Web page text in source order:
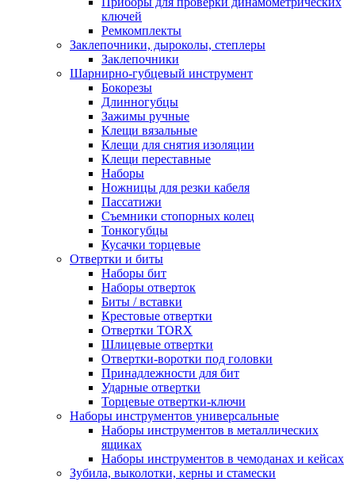
ключей
Ремкомплекты
Заклепочники, дыроколы, степлеры
Заклепочники
Шарнирно-губцевый инструмент
Бокорезы
Длинногубцы
Зажимы ручные
Клещи вязальные
Клещи для снятия изоляции
Клещи переставные
Наборы
Ножницы для резки кабеля
Пассатижи
Съемники стопорных колец
Тонкогубцы
Кусачки торцевые
Отвертки и биты
Наборы бит
Наборы отверток
Биты / вставки
Крестовые отвертки
Отвертки TORX
Шлицевые отвертки
Отвертки-воротки под головки
Принадлежности для бит
Ударные отвертки
Торцевые отвертки-ключи
Наборы инструментов универсальные
Наборы инструментов в металлических
ящиках
Наборы инструментов в чемоданах и кейсах
Зубила, выколотки, керны и стамески